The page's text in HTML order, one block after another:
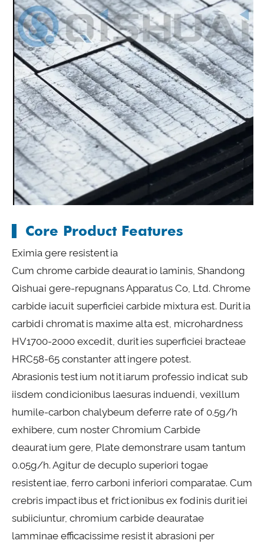
Core Product Features
Eximia gere resistentia
Cum chrome carbide deauratio laminis, Shandong
Qishuai gere-repugnans Apparatus Co, Ltd. Chrome
carbide iacuit superficiei carbide mixtura est. Duritia
carbidi chromatis maxime alta est, microhardness
HV1700-2000 excedit, durities superficiei bracteae
HRC58-65 constanter attingere potest.
Abrasionis testium notitiarum professio indicat sub
iisdem condicionibus laesuras induendi, vexillum
humile-carbon chalybeum deferre rate of 0.5g/h
exhibere, cum noster Chromium Carbide
deauratium gere, Plate demonstrare usam tantum
0.05g/h. Agitur de decuplo superiori togae
resistentiae, ferro carboni inferiori comparatae. Cum
crebris impactibus et frictionibus ex fodinis duritiei
subiiciuntur, chromium carbide deauratae
lamminae efficacissime resistit abrasioni per